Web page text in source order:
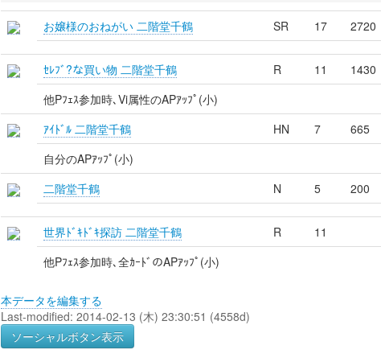
お嬢様のおねがい 二階堂千鶴 SR 17 2720
ｾﾚﾌﾞ?な買い物 二階堂千鶴 R 11 1430
他Pﾌｪｽ参加時､Vi属性のAPｱｯﾌﾟ(小)
ｱｲﾄﾞﾙ 二階堂千鶴
HN 7 665
自分のAPｱｯﾌﾟ(小)
二階堂千鶴
N 5 200
世界ﾄﾞｷﾄﾞｷ探訪 二階堂千鶴 R 11
他Pﾌｪｽ参加時､全ｶｰﾄﾞのAPｱｯﾌﾟ(小)
本データを編集する
Last-modified: 2014-02-13 (木) 23:30:51 (4558d)
ソーシャルボタン表示